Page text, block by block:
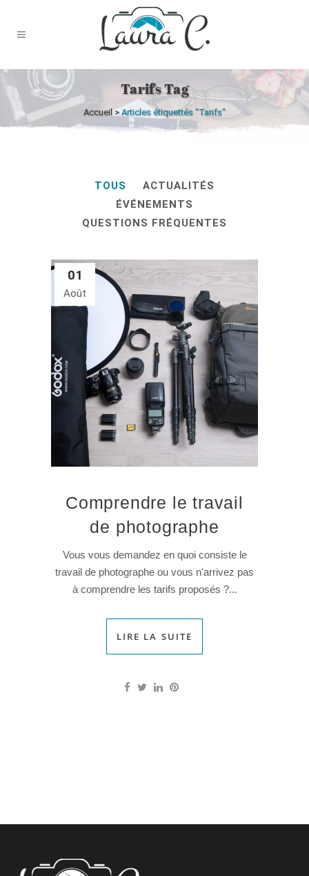
Tarifs Tag
Accueil>Articles étiquettés "Tarifs"
TOUS
ACTUALITÉS
ÉVÉNEMENTS
QUESTIONS FRÉQUENTES
01
Août
Comprendre le travail
de photographe
Vous vous demandez en quoi consiste le
travail de photographe ou vous n'arrivez pas
à comprendre les tarifs proposés ?...
LIRE LA SUITE